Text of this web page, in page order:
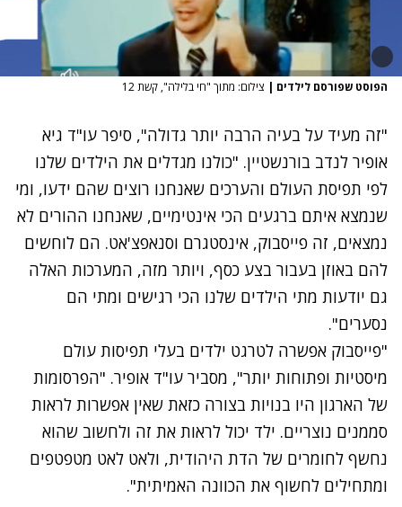
הפוסט שפורסם לילדים | צילום: מתוך "חי בלילה", קשת 12
"זה מעיד על בעיה הרבה יותר גדולה", סיפר עו"ד גיא
אופיר לנדב בורנשטיין. "כולנו מגדלים את הילדים שלנו
לפי תפיסת העולם והערכים שאנחנו רוצים שהם ידעו, ומי
שנמצא איתם ברגעים הכי אינטימיים, שאנחנו ההורים לא
נמצאים, זה פייסבוק, אינסטגרם וסנאפצ'אט. הם לוחשים
להם באוזן בעבור בצע כסף, ויותר מזה, המערכות האלה
גם יודעות מתי הילדים שלנו הכי רגישים ומתי הם
נסערים".
"פייסבוק אפשרה לטרגט ילדים בעלי תפיסות עולם
מיסטיות ופתוחות יותר", מסביר עו"ד אופיר. "הפרסומות
של הארגון היו בנויות בצורה כזאת שאין אפשרות לראות
סממנים נוצריים. ילד יכול לראות את זה ולחשוב שהוא
נחשף לחומרים של הדת היהודית, ולאט לאט מטפטפים
ומתחילים לחשוף את הכוונה האמיתית".